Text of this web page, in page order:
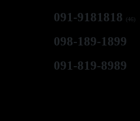
091-9181818 (46)
098-189-1899
091-819-8989